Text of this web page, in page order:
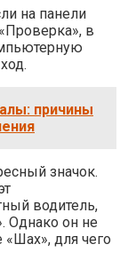
на панели
в
причины
значок.
водитель,
Однако он не
«Шах», для чего